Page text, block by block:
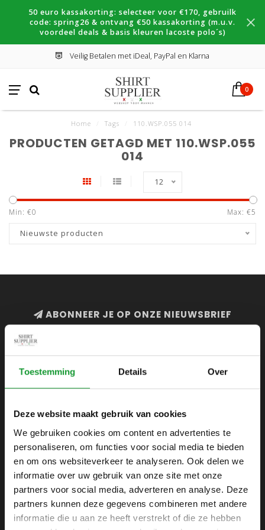
Toestemming Details Over
Deze website maakt gebruik van cookies
We gebruiken cookies om content en advertenties te
personaliseren, om functies voor social media te bieden
en om ons websiteverkeer te analyseren. Ook delen we
informatie over uw gebruik van onze site met onze
partners voor social media, adverteren en analyse. Deze
partners kunnen deze gegevens combineren met andere
informatie die u aan ze heeft verstrekt of die ze hebben
50 euro kassakorting: selecteer voor €170, gebruilk
code: spring26 & ontvang €50 kassakorting (m.u.v.
voordeel deals & basis kleuren lacoste polo´s)
Veilig Betalen met iDeal, PayPal en Klarna
0
Home Tags 110.WSP.055 014
PRODUCTEN GETAGD MET 110.WSP.055
014
12
Min: €0 Max: €5
Nieuwste producten
ABONNEER JE OP ONZE NIEUWSBRIEF
SHIRTSUPPLIER.NL
Webshop voor mannen
Zijlijnstraat 24
1433 DC
Kudelstaart
+31 6 42 52 32 80